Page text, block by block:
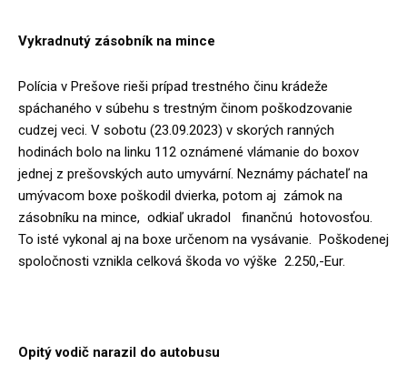
Vykradnutý zásobník na mince
Polícia v Prešove rieši prípad trestného činu krádeže
spáchaného v súbehu s trestným činom poškodzovanie
cudzej veci. V sobotu (23.09.2023) v skorých ranných
hodinách bolo na linku 112 oznámené vlámanie do boxov
jednej z prešovských auto umyvární. Neznámy páchateľ na
umývacom boxe poškodil dvierka, potom aj zámok na
zásobníku na mince, odkiaľ ukradol finančnú hotovosťou.
To isté vykonal aj na boxe určenom na vysávanie. Poškodenej
spoločnosti vznikla celková škoda vo výške 2.250,-Eur.
Opitý vodič narazil do autobusu